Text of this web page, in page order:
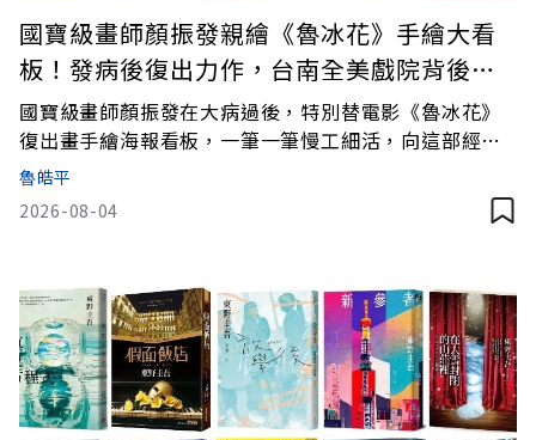
國寶級畫師顏振發親繪《魯冰花》手繪大看
板！發病後復出力作，台南全美戲院背後有
洋蔥
國寶級畫師顏振發在大病過後，特別替電影《魯冰花》
復出畫手繪海報看板，一筆一筆慢工細活，向這部經典
國民電影致意。
魯皓平
2026-08-04